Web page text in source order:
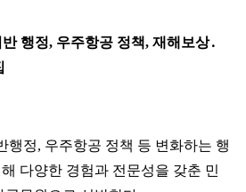
행정, 우주항공 정책, 재해보상․
행정, 우주항공 정책 등 변화하는 행
다양한 경험과 전문성을 갖춘 민